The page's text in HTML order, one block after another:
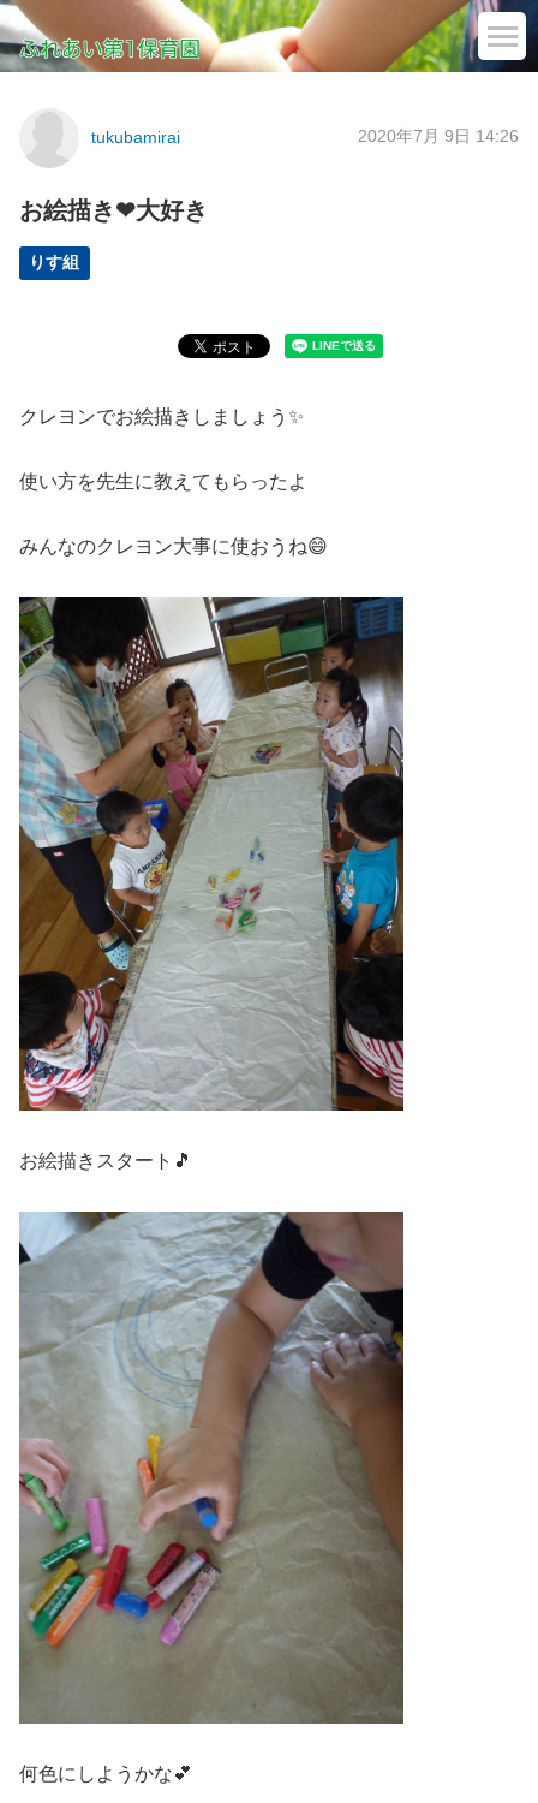
tukubamirai 2020年7月 9日 14:26
お絵描き❤大好き
りす組
クレヨンでお絵描きしましょう✨
使い方を先生に教えてもらったよ
みんなのクレヨン大事に使おうね😄
お絵描きスタート🎵
何色にしようかな💕